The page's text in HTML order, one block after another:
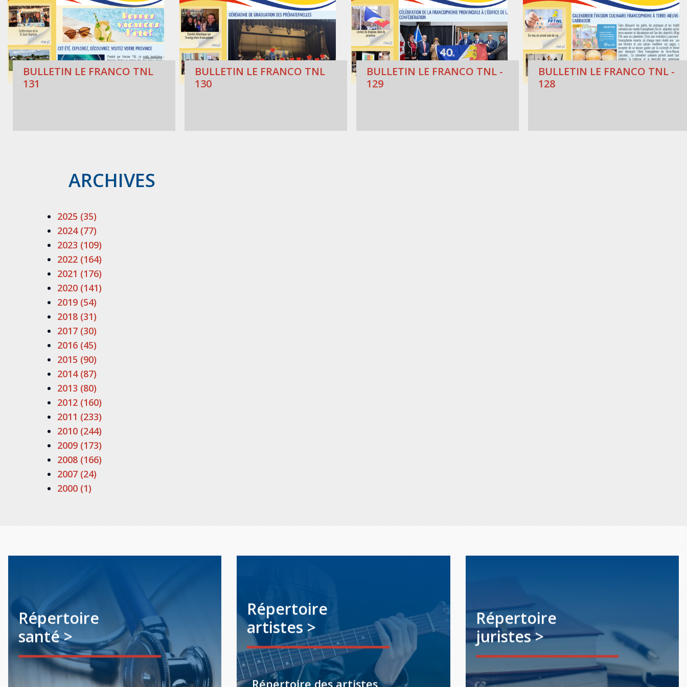
BULLETIN LE FRANCO TNL
131
BULLETIN LE FRANCO TNL
130
BULLETIN LE FRANCO TNL -
129
BULLETIN LE FRANCO TNL -
128
ARCHIVES
2025 (35)
2024 (77)
2023 (109)
2022 (164)
2021 (176)
2020 (141)
2019 (54)
2018 (31)
2017 (30)
2016 (45)
2015 (90)
2014 (87)
2013 (80)
2012 (160)
2011 (233)
2010 (244)
2009 (173)
2008 (166)
2007 (24)
2000 (1)
Répertoire
santé >
Répertoire
artistes >
Répertoire des artistes
Répertoire
juristes >